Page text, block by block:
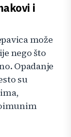
i
može
nego što
Opadanje
su